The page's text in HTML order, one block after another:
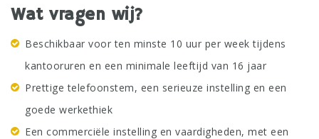
Wat vragen wij?
Beschikbaar voor ten minste 10 uur per week tijdens
kantooruren en een minimale leeftijd van 16 jaar
Prettige telefoonstem, een serieuze instelling en een
goede werkethiek
Een commerciële instelling en vaardigheden, met een